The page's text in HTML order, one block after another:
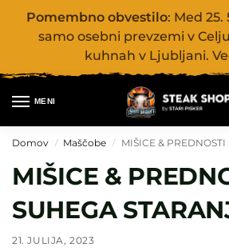
Pomembno obvestilo: Med 25.
samo osebni prevzemi v
kuhnah v Ljubljani.
MENI
Domov / Maščobe / MIŠICE &
MIŠICE &
SUHEGA
21. JULIJA, 2023